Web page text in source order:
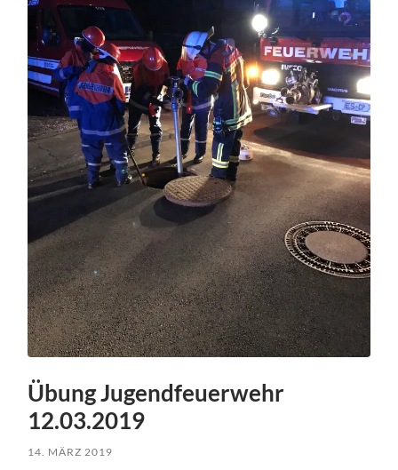
Übung Jugendfeuerwehr
12.03.2019
14. MÄRZ 2019